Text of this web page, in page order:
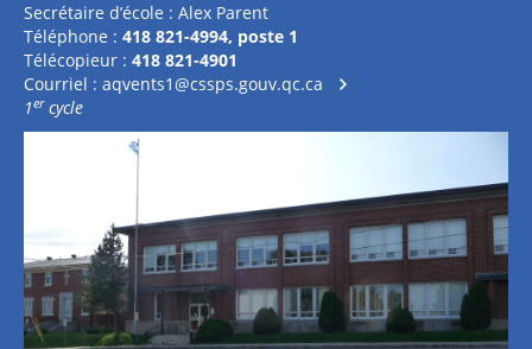
Secrétaire d’école : Alex Parent
Téléphone : 418 821-4994, poste 1
Télécopieur : 418 821-4901
Courriel : aqvents1@cssps.gouv.qc.ca
1ercycle